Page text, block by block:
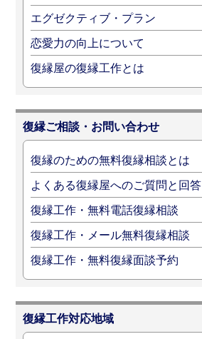
エグゼクティブ・プラン
恋愛力の向上について
復縁屋の復縁工作とは
復縁ご相談・お問い合わせ
復縁のための無料復縁相談とは
よくある復縁屋へのご質問と回答
復縁工作・無料電話復縁相談
復縁工作・メール無料復縁相談
復縁工作・無料復縁面談予約
復縁工作対応地域